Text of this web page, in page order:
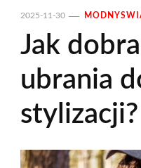
2025-11-30
Jak
ubrania
stylizacji?